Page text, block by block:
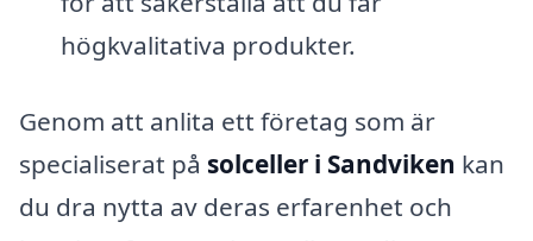
högkvalitativa produkter.
Genom att anlita ett företag som är
specialiserat på solceller i Sandviken kan
du dra nytta av deras erfarenhet och